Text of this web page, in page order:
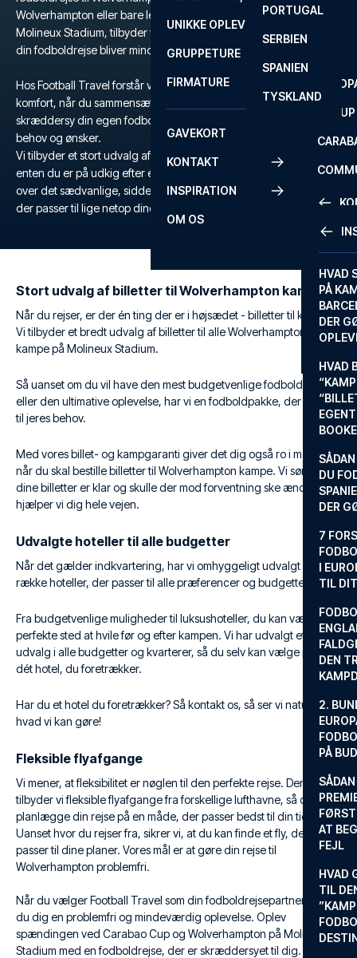
FA CUP
ROM
SEVILLA
PORTUGAL
SERBIEN
SPANIEN
TYSKLAND
UNIKKE OPLEVELSER
GRUPPETURE
FIRMATURE
GAVEKORT
KONTAKT
FAQ
INSPIRATION
HVAD
PÅ
DER
HVAD
DU
DER
7
I
TIL
DEN
2.
PÅ
AT
FEJL
HVAD
TIL
OM OS
Wolverhampton eller bare leder efter en unik fodboldoplevelse på
Molineux Stadium, tilbyder vi alt, hvad du behøver for at sikre, at
din fodboldrejse bliver mindeværdig.
Hos Football Travel forstår vi vigtigheden af fleksibilitet og
komfort, når du sammensætter din fodboldrejse, og du kan derfor
skræddersy din egen fodboldrejse, så den passer præcis til dine
behov og ønsker.
Vi tilbyder et stort udvalg af billetter til Wolverhampton, og hvad
enten du er på udkig efter en billig fodboldrejse eller en tur ud
over det sædvanlige, sidder vi klar til at hjælpe dig med den rejse
der passer til lige netop dine behov.
Stort udvalg af billetter til Wolverhampton kampe
Når du rejser, er der én ting der er i højsædet - billetter til kampe.
Vi tilbyder et bredt udvalg af billetter til alle Wolverhampton
kampe på Molineux Stadium.
Så uanset om du vil have den mest budgetvenlige fodboldrejse
eller den ultimative oplevelse, har vi en fodboldpakke, der passer
til jeres behov.
Med vores billet- og kampgaranti giver det dig også ro i maven
når du skal bestille billetter til Wolverhampton kampe. Vi sørger for
dine billetter er klar og skulle der mod forventning ske ændringer
hjælper vi dig hele vejen.
Udvalgte hoteller til alle budgetter
Når det gælder indkvartering, har vi omhyggeligt udvalgt en
række hoteller, der passer til alle præferencer og budgetter.
Fra budgetvenlige muligheder til luksushoteller, du kan vælge det
perfekte sted at hvile før og efter kampen. Vi har udvalgt et stort
udvalg i alle budgetter og kvarterer, så du selv kan vælge præcis
dét hotel, du foretrækker.
Har du et hotel du foretrækker? Så kontakt os, så ser vi naturligvis,
hvad vi kan gøre!
Fleksible flyafgange
Vi mener, at fleksibilitet er nøglen til den perfekte rejse. Derfor
tilbyder vi fleksible flyafgange fra forskellige lufthavne, så du kan
planlægge din rejse på en måde, der passer bedst til din tidsplan.
Uanset hvor du rejser fra, sikrer vi, at du kan finde et fly, der
passer til dine planer. Vores mål er at gøre din rejse til
Wolverhampton problemfri.
Når du vælger Football Travel som din fodboldrejsepartner, sikrer
du dig en problemfri og mindeværdig oplevelse. Oplev
spændingen ved Carabao Cup og Wolverhampton på Molineux
Stadium med en fodboldrejse, der er skræddersyet til dig.